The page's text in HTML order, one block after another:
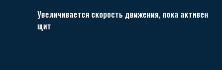
Увеличивается скорость движения, пока активен
щит